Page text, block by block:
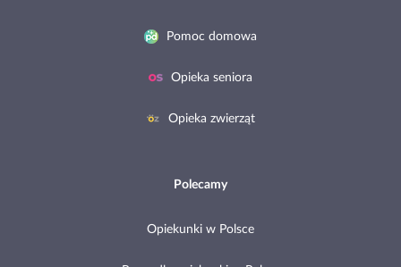
Pomoc domowa
Opieka seniora
Opieka zwierząt
Polecamy
Opiekunki w Polsce